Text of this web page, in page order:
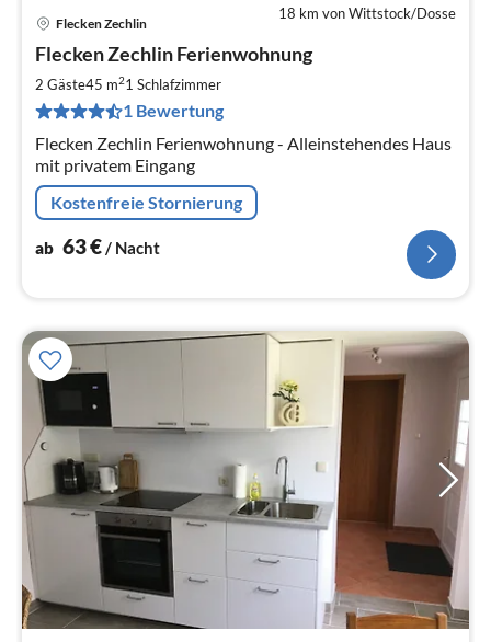
18 km von Wittstock/Dosse
Flecken Zechlin
Flecken Zechlin Ferienwohnung
2 Gäste45 m21 Schlafzimmer
1 Bewertung
Flecken Zechlin Ferienwohnung - Alleinstehendes Haus
mit privatem Eingang
Kostenfreie Stornierung
ab 63€/ Nacht